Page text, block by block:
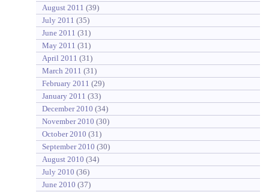
August 2011 (39)
July 2011 (35)
June 2011 (31)
May 2011 (31)
April 2011 (31)
March 2011 (31)
February 2011 (29)
January 2011 (33)
December 2010 (34)
November 2010 (30)
October 2010 (31)
September 2010 (30)
August 2010 (34)
July 2010 (36)
June 2010 (37)